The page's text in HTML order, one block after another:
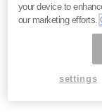
your device to
our marketing efforts.
settings